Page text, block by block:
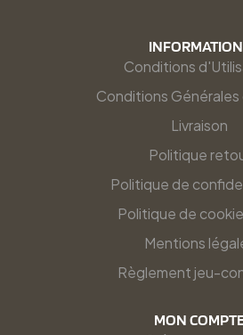
Conditions
Conditions
Livraison
Politique
Politique de
Politique de
Mentions
Règlement jeu-
MON